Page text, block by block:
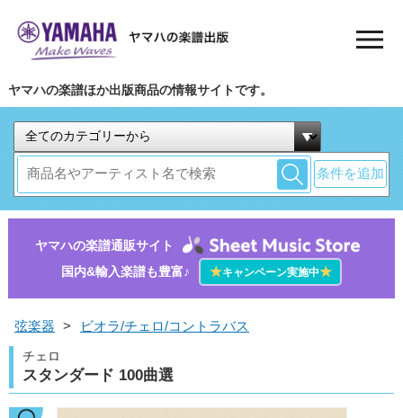
ヤマハの楽譜ほか出版商品の情報サイトです。
条件を追加
ヤマハの楽譜通販サイト
国内&輸入楽譜も豊富♪
★キャンペーン実施中★
弦楽器 > ビオラ/チェロ/コントラバス
チェロ
スタンダード 100曲選